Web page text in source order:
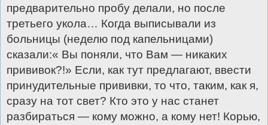
предварительно пробу делали, но после
третьего укола… Когда выписывали из
больницы (неделю под капельницами)
сказали:« Вы поняли, что Вам — никаких
прививок?!» Если, как тут предлагают, ввести
принудительные прививки, то что, таким, как я,
сразу на тот свет? Кто это у нас станет
разбираться — кому можно, а кому нет! Корью,